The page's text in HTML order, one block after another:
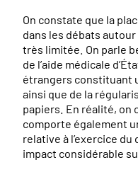
On constate que la
dans les débats
très limitée. On parle
de l’aide médicale
étrangers constituant
ainsi que de la
papiers. En réalité, on
comporte également
relative à l’exercice du
impact considérable